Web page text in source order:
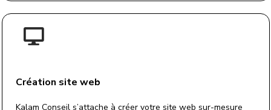
Création site web
Kalam Conseil s’attache à créer votre site web sur-mesure